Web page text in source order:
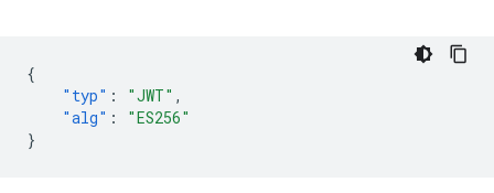
{
"typ" : "JWT" ,
"alg" :
"ES256"
}